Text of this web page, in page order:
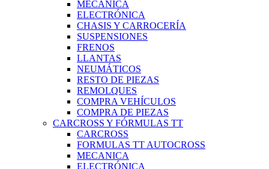
MECÁNICA
ELECTRÓNICA
CHASIS Y CARROCERÍA
SUSPENSIONES
FRENOS
LLANTAS
NEUMÁTICOS
RESTO DE PIEZAS
REMOLQUES
COMPRA VEHÍCULOS
COMPRA DE PIEZAS
CARCROSS Y FÓRMULAS TT
CARCROSS
FORMULAS TT AUTOCROSS
MECANICA
ELECTRÓNICA